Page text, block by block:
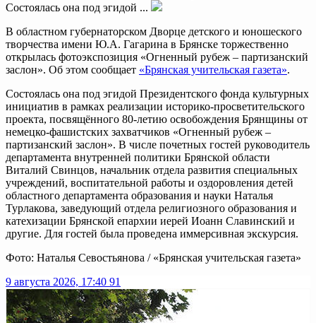
Состоялась она под эгидой ...
В областном губернаторском Дворце детского и юношеского
творчества имени Ю.А. Гагарина в Брянске торжественно
открылась фотоэкспозиция «Огненный рубеж – партизанский
заслон». Об этом сообщает «Брянская учительская газета».
Состоялась она под эгидой Президентского фонда культурных
инициатив в рамках реализации историко-просветительского
проекта, посвящённого 80-летию освобождения Брянщины от
немецко-фашистских захватчиков «Огненный рубеж –
партизанский заслон». В числе почетных гостей руководитель
департамента внутренней политики Брянской области
Виталий Свинцов, начальник отдела развития специальных
учреждений, воспитательной работы и оздоровления детей
областного департамента образования и науки Наталья
Турлакова, заведующий отдела религиозного образования и
катехизации Брянской епархии иерей Иоанн Славинский и
другие. Для гостей была проведена иммерсивная экскурсия.
Фото: Наталья Севостьянова / «Брянская учительская газета»
9 августа 2026, 17:40 91